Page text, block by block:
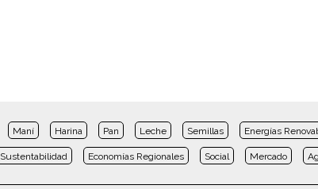
Maní Harina Pan Leche Semillas Energías
Sustentabilidad Economías Regionales Social Mercado